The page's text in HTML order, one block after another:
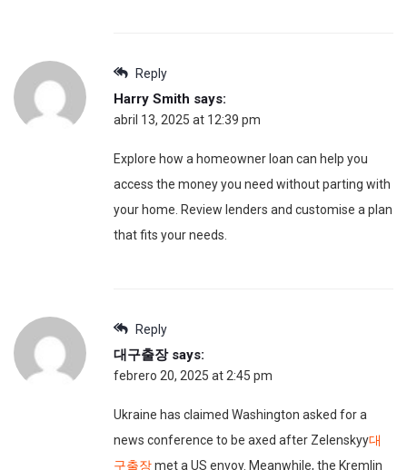
Reply
Harry Smith says:
abril 13, 2025 at 12:39 pm
Explore how a homeowner loan can help you
access the money you need without parting with
your home. Review lenders and customise a plan
that fits your needs.
Reply
대구출장 says:
febrero 20, 2025 at 2:45 pm
Ukraine has claimed Washington asked for a
news conference to be axed after Zelenskyy대
구출장met a US envoy. Meanwhile, the Kremlin